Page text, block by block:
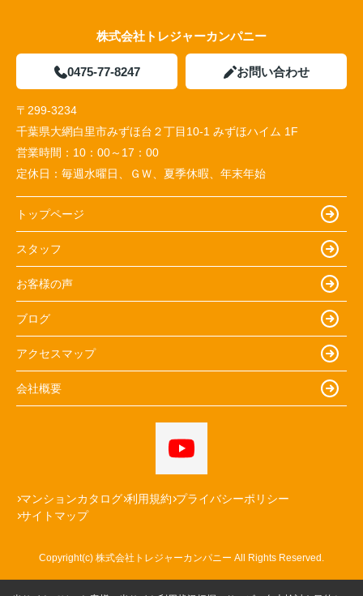
株式会社トレジャーカンパニー
0475-77-8247 お問い合わせ
〒299-3234
千葉県大網白里市みずほ台２丁目10-1 みずほハイム 1F
営業時間： 10：00～17：00
定休日： 毎週水曜日、ＧＷ、夏季休暇、年末年始
トップページ
スタッフ
お客様の声
ブログ
アクセスマップ
会社概要
マンションカタログ 利用規約 プライバシーポリシー
サイトマップ
Copyright(c) 株式会社トレジャーカンパニー All Rights Reserved.